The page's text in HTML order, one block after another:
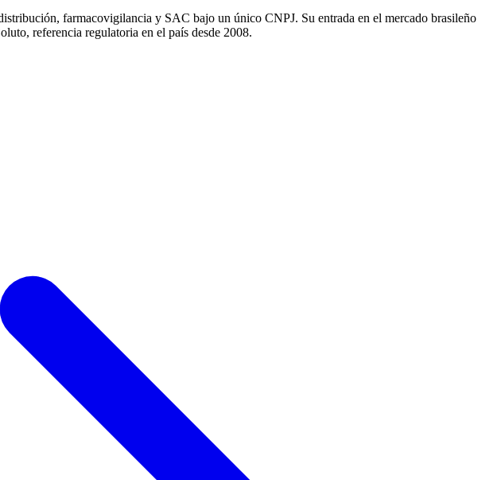
farmacovigilancia y SAC bajo un único CNPJ. Su entrada en el mercado brasileño
referencia regulatoria en el país desde 2008.